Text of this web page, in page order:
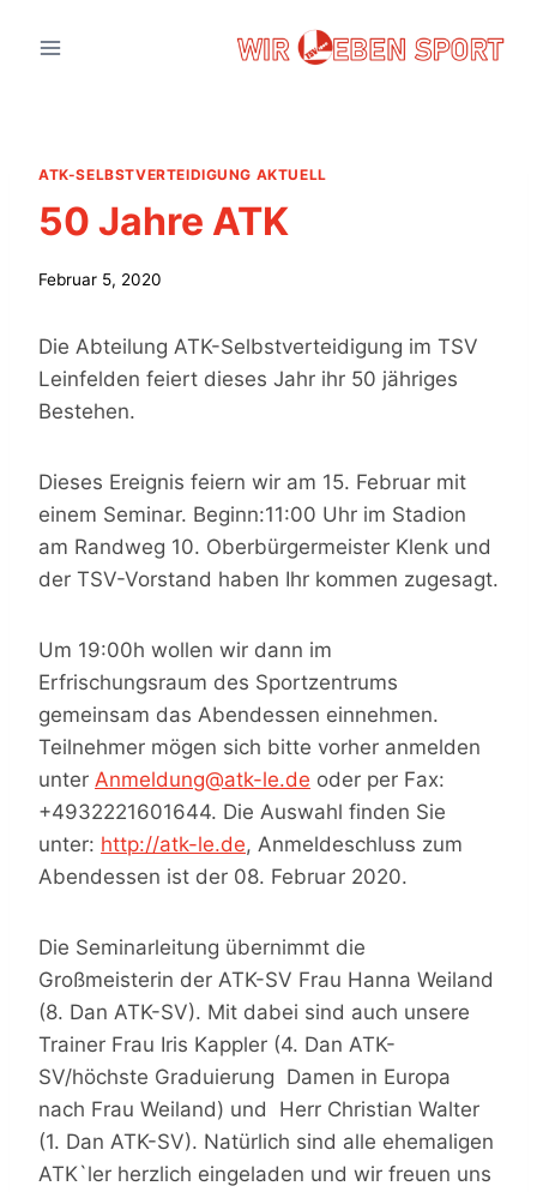
Inhalt
ATK-SELBSTVERTEIDIGUNG AKTUELL
50 Jahre ATK
Februar 5, 2020
Die Abteilung ATK-Selbstverteidigung im TSV
Leinfelden feiert dieses Jahr ihr 50 jähriges
Bestehen.
Dieses Ereignis feiern wir am 15. Februar mit
einem Seminar. Beginn:11:00 Uhr im Stadion
am Randweg 10. Oberbürgermeister Klenk und
der TSV-Vorstand haben Ihr kommen zugesagt.
Um 19:00h wollen wir dann im
Erfrischungsraum des Sportzentrums
gemeinsam das Abendessen einnehmen.
Teilnehmer mögen sich bitte vorher anmelden
unter Anmeldung@atk-le.de oder per Fax:
+4932221601644. Die Auswahl finden Sie
unter: http://atk-le.de, Anmeldeschluss zum
Abendessen ist der 08. Februar 2020.
Die Seminarleitung übernimmt die
Großmeisterin der ATK-SV Frau Hanna Weiland
(8. Dan ATK-SV). Mit dabei sind auch unsere
Trainer Frau Iris Kappler (4. Dan ATK-
SV/höchste Graduierung Damen in Europa
nach Frau Weiland) und Herr Christian Walter
(1. Dan ATK-SV). Natürlich sind alle ehemaligen
ATK`ler herzlich eingeladen und wir freuen uns